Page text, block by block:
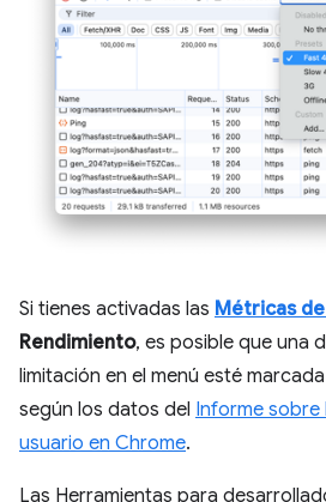
Si tienes activadas las Métricas
Rendimiento, es posible que una
limitación en el menú esté
según los datos del Informe sobre
usuario en Chrome.
Las Herramientas para